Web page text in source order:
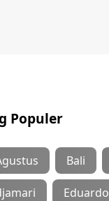
Populer
Bali
Eduardo